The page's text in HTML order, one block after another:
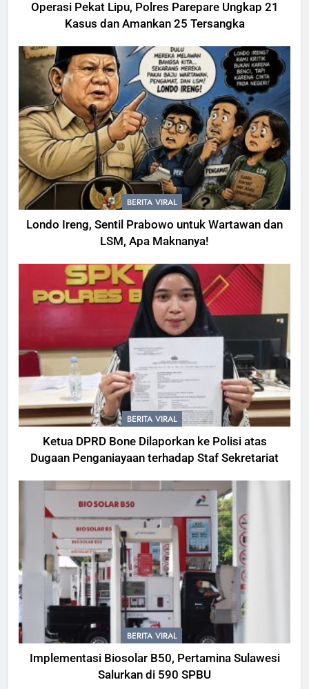
Operasi Pekat Lipu, Polres Parepare Ungkap 21
Kasus dan Amankan 25 Tersangka
BERITA VIRAL
Londo Ireng, Sentil Prabowo untuk Wartawan dan
LSM, Apa Maknanya!
BERITA VIRAL
Ketua DPRD Bone Dilaporkan ke Polisi atas
Dugaan Penganiayaan terhadap Staf Sekretariat
BERITA VIRAL
Implementasi Biosolar B50, Pertamina Sulawesi
Salurkan di 590 SPBU